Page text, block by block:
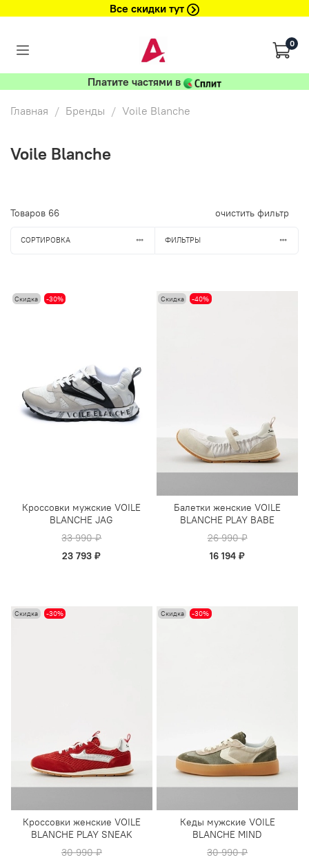
Все скидки тут
0
Платите частями в
Главная Бренды Voile Blanche
Voile Blanche
Товаров 66 очистить фильтр
СОРТИРОВКА ФИЛЬТРЫ
Скидка -30%
Кроссовки мужские VOILE
BLANCHE JAG
33 990 ₽
23 793 ₽
Скидка -40%
Балетки женские VOILE
BLANCHE PLAY BABE
26 990 ₽
16 194 ₽
Скидка -30%
Кроссовки женские VOILE
BLANCHE PLAY SNEAK
30 990 ₽
Скидка -30%
Кеды мужские VOILE
BLANCHE MIND
30 990 ₽